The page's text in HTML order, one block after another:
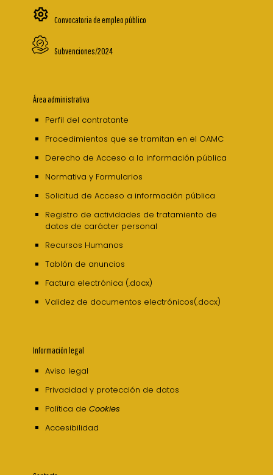
Convocatoria de empleo público
Subvenciones/2024
Área administrativa
Perfil del contratante
Procedimientos que se tramitan en el OAMC
Derecho de Acceso a la información pública
Normativa y Formularios
Solicitud de Acceso a información pública
Registro de actividades de tratamiento de
datos de carácter personal
Recursos Humanos
Tablón de anuncios
Factura electrónica (.docx)
Validez de documentos electrónicos(.docx)
Información legal
Aviso legal
Privacidad y protección de datos
Política de Cookies
Accesibilidad